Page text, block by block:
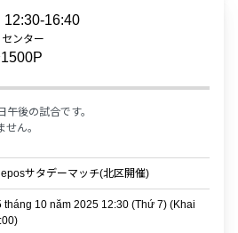
12:30-16:40
ンター
後の試合です。
ん。
サタデーマッチ(北区開催)
tháng 10 năm 2025 12:30 (Thứ 7) (Khai